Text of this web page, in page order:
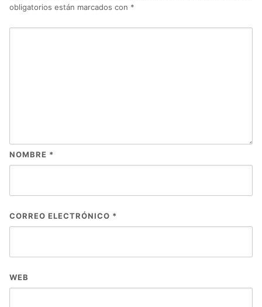
obligatorios están marcados con *
NOMBRE *
CORREO ELECTRÓNICO *
WEB